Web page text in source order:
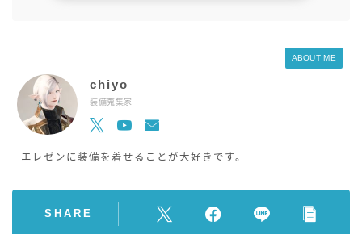
ABOUT ME
chiyo
装備蒐集家
エレゼンに装備を着せることが大好きです。
SHARE